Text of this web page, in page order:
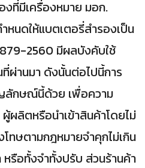
งที่มีเครื่องหมาย มอก.
หนดให้แบตเตอรี่สำรองเป็น
2560 มีผลบังคับใช้
ผ่านมา ดังนั้นต่อไปนี้การ
ลักษณ์นี้ด้วย เพื่อความ
ผลิตหรือนำเข้าสินค้าโดยไม่
ทษตามกฎหมายจำคุกไม่เกิน
หรือทั้งจำทั้งปรับ ส่วนร้านค้า